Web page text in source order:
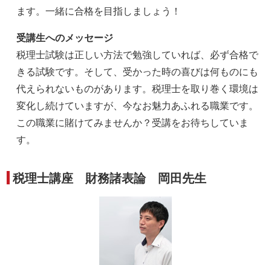
ます。一緒に合格を目指しましょう！
受講生へのメッセージ
税理士試験は正しい方法で勉強していれば、必ず合格で
きる試験です。そして、受かった時の喜びは何ものにも
代えられないものがあります。税理士を取り巻く環境は
変化し続けていますが、今なお魅力あふれる職業です。
この職業に賭けてみませんか？受講をお待ちしていま
す。
税理士講座 財務諸表論 岡田先生